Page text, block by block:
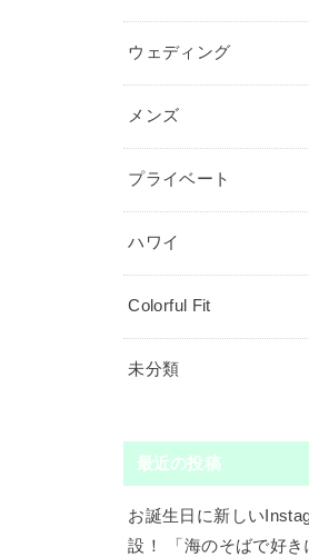
ウェディング
メンズ
プライベート
ハワイ
Colorful Fit
未分類
最近の投稿
お誕生日に新しい
設！ 「海のそばで好